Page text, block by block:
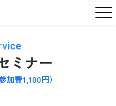
ミナー
加費1,100円）